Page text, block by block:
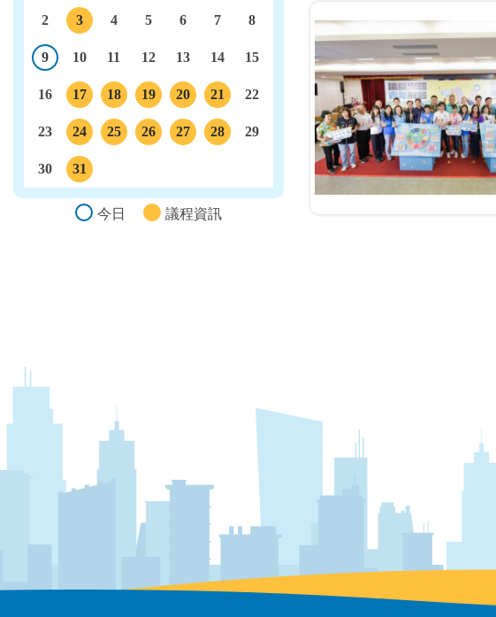
2
3
4 5 6 7 8
9
10 11 12 13 14 15
16
17
議程
18
議程
19
議程
20
議程
21
議程
22
23
24
議程
25
26
27
28
29
30
31
今日
議程資訊